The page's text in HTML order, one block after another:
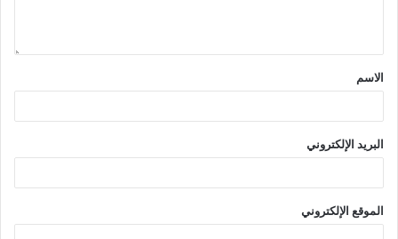
الاسم
البريد الإلكتروني
الموقع الإلكتروني